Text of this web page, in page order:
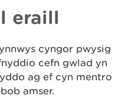
eraill
cyngor pwysig
cefn gwlad yn
ag ef cyn mentro
amser.